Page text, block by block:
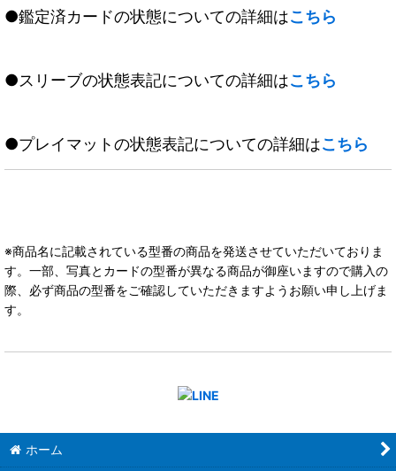
●鑑定済カードの状態についての詳細はこちら
●スリーブの状態表記についての詳細はこちら
●プレイマットの状態表記についての詳細はこちら
※商品名に記載されている型番の商品を発送させていただいておりま
す。一部、写真とカードの型番が異なる商品が御座いますので購入の
際、必ず商品の型番をご確認していただきますようお願い申し上げま
す。
ホーム